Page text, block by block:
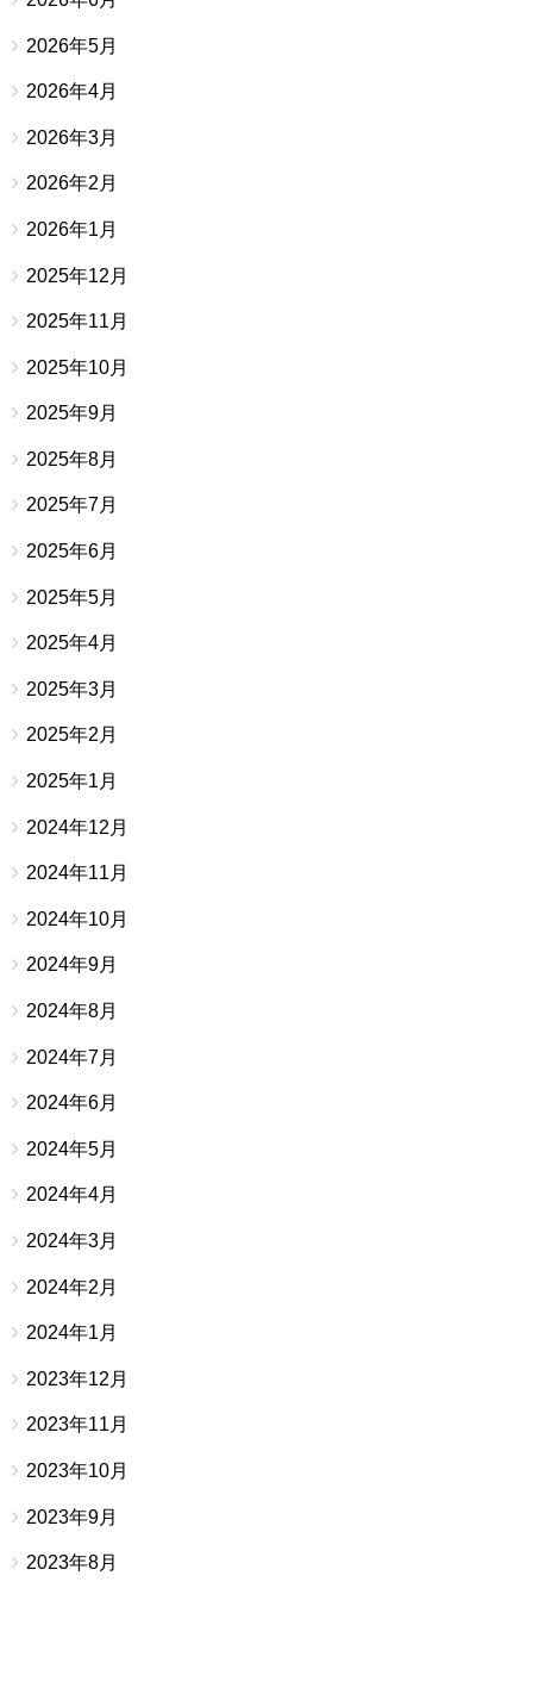
2026年5月
2026年4月
2026年3月
2026年2月
2026年1月
2025年12月
2025年11月
2025年10月
2025年9月
2025年8月
2025年7月
2025年6月
2025年5月
2025年4月
2025年3月
2025年2月
2025年1月
2024年12月
2024年11月
2024年10月
2024年9月
2024年8月
2024年7月
2024年6月
2024年5月
2024年4月
2024年3月
2024年2月
2024年1月
2023年12月
2023年11月
2023年10月
2023年9月
2023年8月